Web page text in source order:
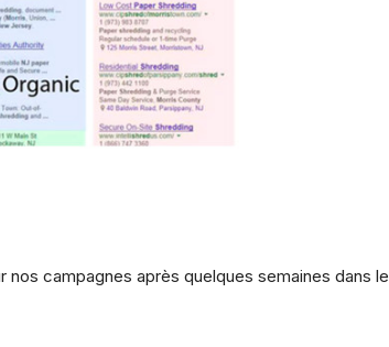
nos campagnes après quelques semaines dans le